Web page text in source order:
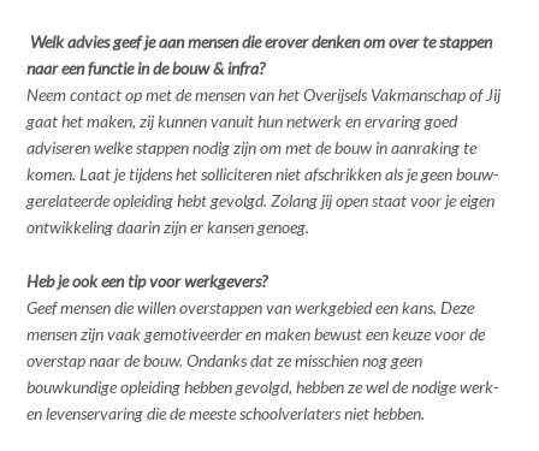
Welk advies geef je aan mensen die erover denken om over te stappen
naar een functie in de bouw & infra?
Neem contact op met de mensen van het Overijsels Vakmanschap of Jij
gaat het maken, zij kunnen vanuit hun netwerk en ervaring goed
adviseren welke stappen nodig zijn om met de bouw in aanraking te
komen. Laat je tijdens het solliciteren niet afschrikken als je geen bouw-
gerelateerde opleiding hebt gevolgd. Zolang jij open staat voor je eigen
ontwikkeling daarin zijn er kansen genoeg.
Heb je ook een tip voor werkgevers?
Geef mensen die willen overstappen van werkgebied een kans. Deze
mensen zijn vaak gemotiveerder en maken bewust een keuze voor de
overstap naar de bouw. Ondanks dat ze misschien nog geen
bouwkundige opleiding hebben gevolgd, hebben ze wel de nodige werk-
en levenservaring die de meeste schoolverlaters niet hebben.